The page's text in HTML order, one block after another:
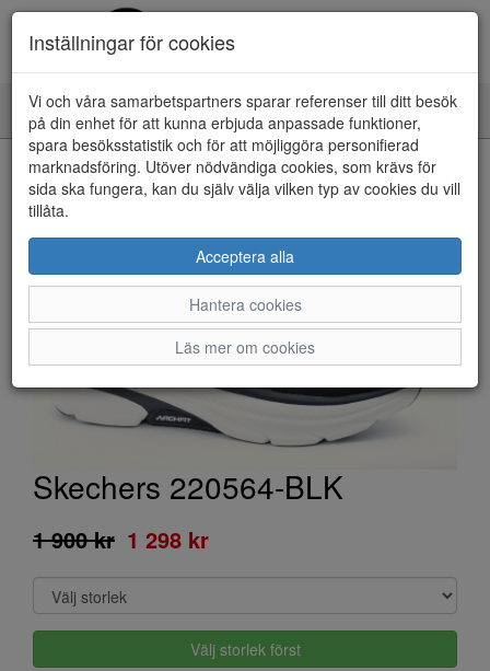
Toggle
navigation
HEM
Skechers 220564-BLK
1 900 kr 1 298 kr
Välj storlek först
Inställningar för cookies
Vi och våra samarbetspartners sparar referenser till ditt besök
på din enhet för att kunna erbjuda anpassade funktioner,
spara besöksstatistik och för att möjliggöra personifierad
marknadsföring. Utöver nödvändiga cookies, som krävs för
sida ska fungera, kan du själv välja vilken typ av cookies du vill
tillåta.
Acceptera alla
Hantera cookies
Läs mer om cookies